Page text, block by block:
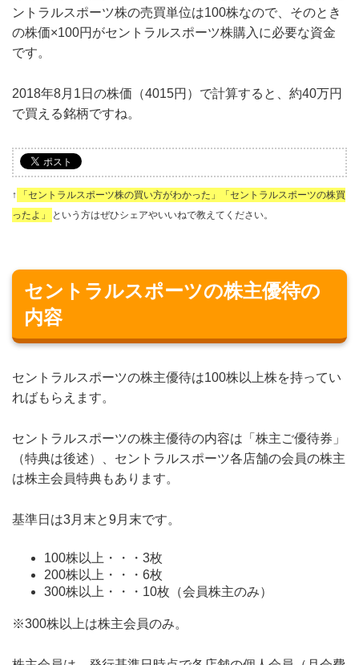
ントラルスポーツ株の売買単位は100株なので、そのとき
の株価×100円がセントラルスポーツ株購入に必要な資金
です。
2018年8月1日の株価（4015円）で計算すると、約40万円
で買える銘柄ですね。
↑
「セントラルスポーツ株の買い方がわかった」「セントラルスポーツの株買
ったよ」
という方はぜひシェアやいいねで教えてください。
セントラルスポーツの株主優待の
内容
セントラルスポーツの株主優待は100株以上株を持ってい
ればもらえます。
セントラルスポーツの株主優待の内容は「株主ご優待券」
（特典は後述）、セントラルスポーツ各店舗の会員の株主
は株主会員特典もあります。
基準日は3月末と9月末です。
100株以上・・・3枚
200株以上・・・6枚
300株以上・・・10枚（会員株主のみ）
※300株以上は株主会員のみ。